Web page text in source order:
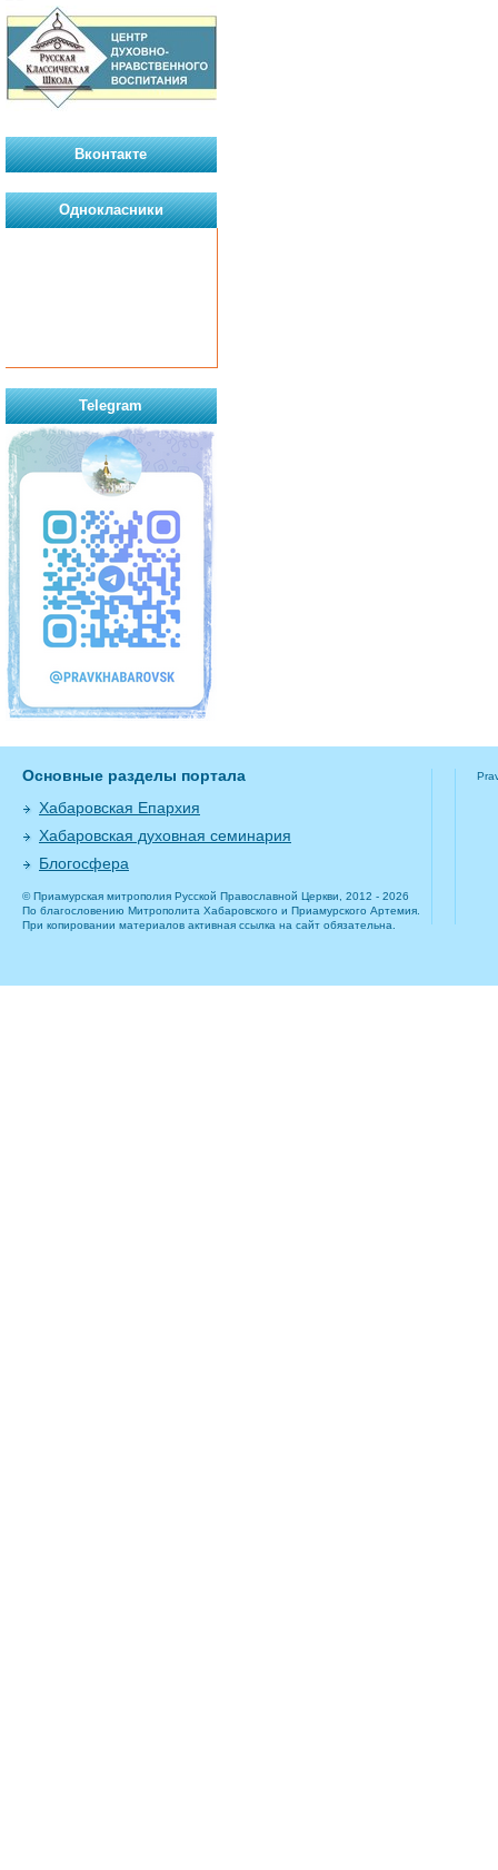
Вконтакте
Однокласники
Telegram
Основные разделы портала
Хабаровская Епархия
Хабаровская духовная семинария
Блогосфера
© Приамурская митрополия Русской Православной Церкви, 2012 - 2026
По благословению Митрополита Хабаровского и Приамурского Артемия.
При копировании материалов активная ссылка на сайт обязательна.